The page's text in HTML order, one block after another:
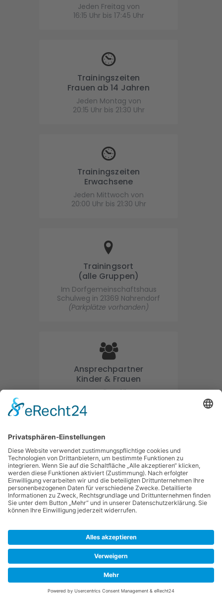
Jeden Freitag von
16:15 Uhr bis 17:45 Uhr
Trainingszeiten
Frauen ab 14 Jahren
Jeden Montag von
20:15 Uhr bis 21:30 Uhr
Trainingszeiten
Erwachsene
Jeden Mittwoch von
20:00 Uhr bis 21:30 Uhr
Trainingsort
(alle Gruppen)
Im Dorfgemeinschaftshaus
Schulweg in 21369 Nahrendorf
(Parkplätze vorhanden)
Ansprechpartner
Kinder & Frauen
Fr. Lydia Müller
Mail: lmueller1989@aol.com.
Ansprechpartner
Erwachsene
Hr. Jonas Klehr
Mail: ju-jutsu@sv-goehrde.de
Ju-Jutsu Training Ju-Jutsu Training